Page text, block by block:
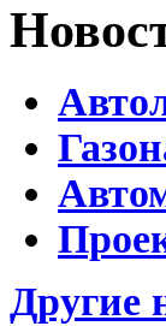
Другие